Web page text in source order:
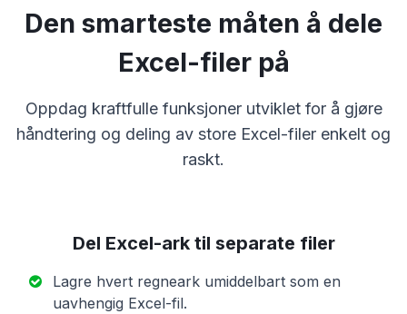
Den smarteste måten å dele
Excel-filer på
Oppdag kraftfulle funksjoner utviklet for å gjøre
håndtering og deling av store Excel-filer enkelt og
raskt.
Del Excel-ark til separate filer
Lagre hvert regneark umiddelbart som en
uavhengig Excel-fil.